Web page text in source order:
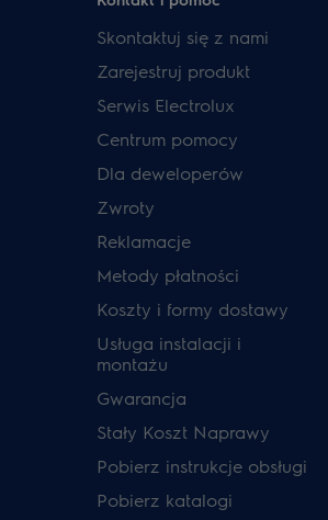
Skontaktuj się z nami
Zarejestruj produkt
Serwis Electrolux
Centrum pomocy
Dla deweloperów
Zwroty
Reklamacje
Metody płatności
Koszty i formy dostawy
Usługa instalacji i
montażu
Gwarancja
Stały Koszt Naprawy
Pobierz instrukcje obsługi
Pobierz katalogi